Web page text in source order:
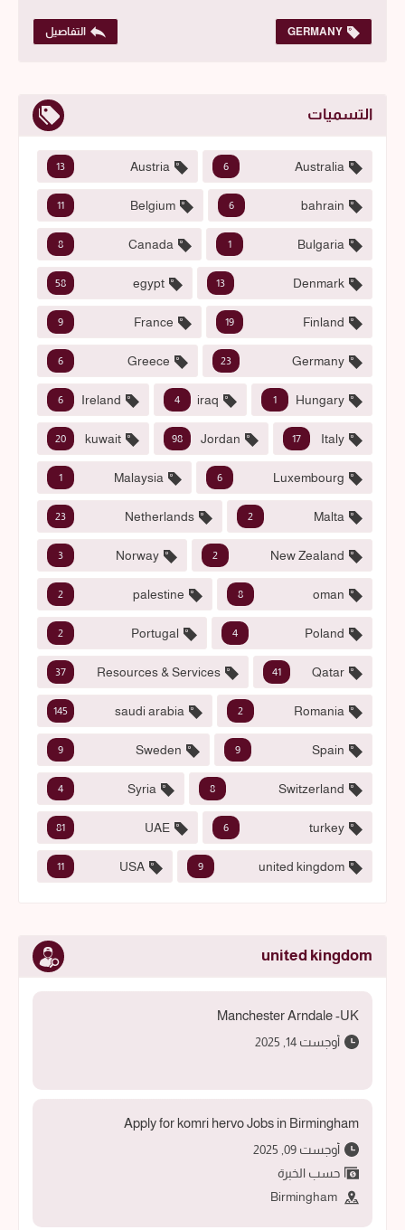
GERMANY التفاصيل
التسميات
Australia
6
Austria
13
bahrain
6
Belgium
11
Bulgaria
1
Canada
8
Denmark
13
egypt
58
Finland
19
France
9
Germany
23
Greece
6
Hungary
1
iraq
4
Ireland
6
Italy
17
Jordan
98
kuwait
20
Luxembourg
6
Malaysia
1
Malta
2
Netherlands
23
New Zealand
2
Norway
3
oman
8
palestine
2
Poland
4
Portugal
2
Qatar
41
Resources & Services
37
Romania
2
saudi arabia
145
Spain
9
Sweden
9
Switzerland
8
Syria
4
turkey
6
UAE
81
united kingdom
9
USA
11
united kingdom
Manchester Arndale -UK
أوجست 14, 2025
Apply for komri hervo Jobs in Birmingham
أوجست 09, 2025
حسب الخبرة